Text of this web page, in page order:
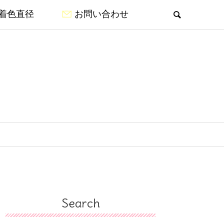
色直径 お問い合わせ
Search